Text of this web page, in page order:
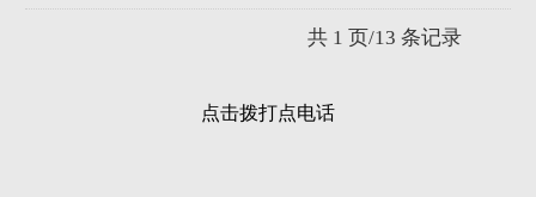
共 1 页/13 条记录
点击拨打点电话